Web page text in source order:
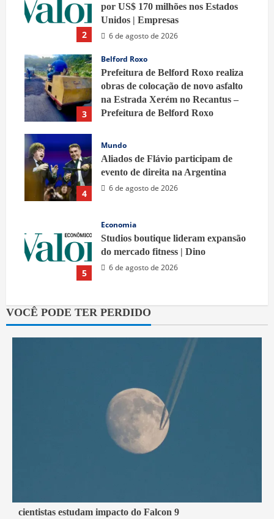
2
por US$ 170 milhões nos Estados
Unidos | Empresas
6 de agosto de 2026
3
Belford Roxo
Prefeitura de Belford Roxo realiza
obras de colocação de novo asfalto
na Estrada Xerém no Recantus –
Prefeitura de Belford Roxo
4
Mundo
Aliados de Flávio participam de
evento de direita na Argentina
6 de agosto de 2026
5
Economia
Studios boutique lideram expansão
do mercado fitness | Dino
6 de agosto de 2026
VOCÊ PODE TER PERDIDO
2 min read
cientistas estudam impacto do Falcon 9